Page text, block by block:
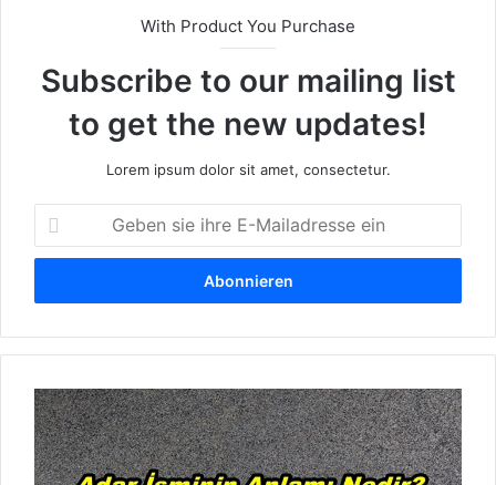
With Product You Purchase
Subscribe to our mailing list
to get the new updates!
Lorem ipsum dolor sit amet, consectetur.
b
n
i
i
h
r
e
W
a
s
i